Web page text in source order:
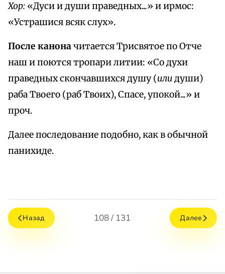
Хор: «Дуси и души праведных...» и ирмос:
«Устрашися всяк слух».
После каноначитается Трисвятое по Отче
наш и поются тропари литии: «Со духи
праведных скончавшихся душу (илидуши)
раба Твоего (раб Твоих), Спасе, упокой...» и
проч.
Далее последование подобно, как в обычной
панихиде.
Назад 108 / 131 Далее